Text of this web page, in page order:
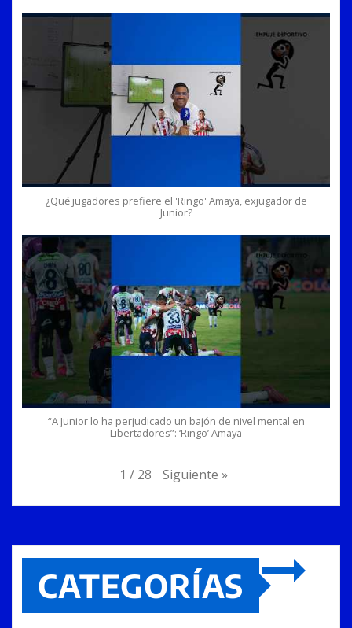
¿Qué jugadores prefiere el 'Ringo' Amaya, exjugador de
Junior?
“A Junior lo ha perjudicado un bajón de nivel mental en
Libertadores”: ‘Ringo’ Amaya
1 / 28 Siguiente »
CATEGORÍAS